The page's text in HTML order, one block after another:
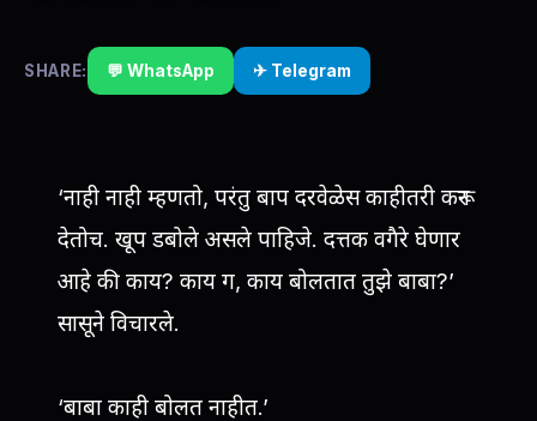
SHARE: 💬 WhatsApp ✈ Telegram
‘नाही नाही म्हणतो, परंतु बाप दरवेळेस काहीतरी करून
देतोच. खूप डबोले असले पाहिजे. दत्तक वगैरे घेणार
आहे की काय? काय ग, काय बोलतात तुझे बाबा?’
सासूने विचारले.
‘बाबा काही बोलत नाहीत.’